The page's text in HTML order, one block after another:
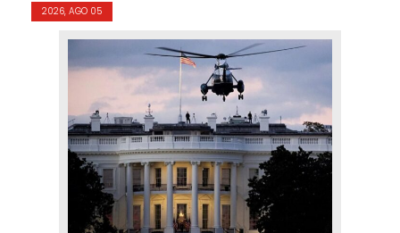
2026, AGO 05